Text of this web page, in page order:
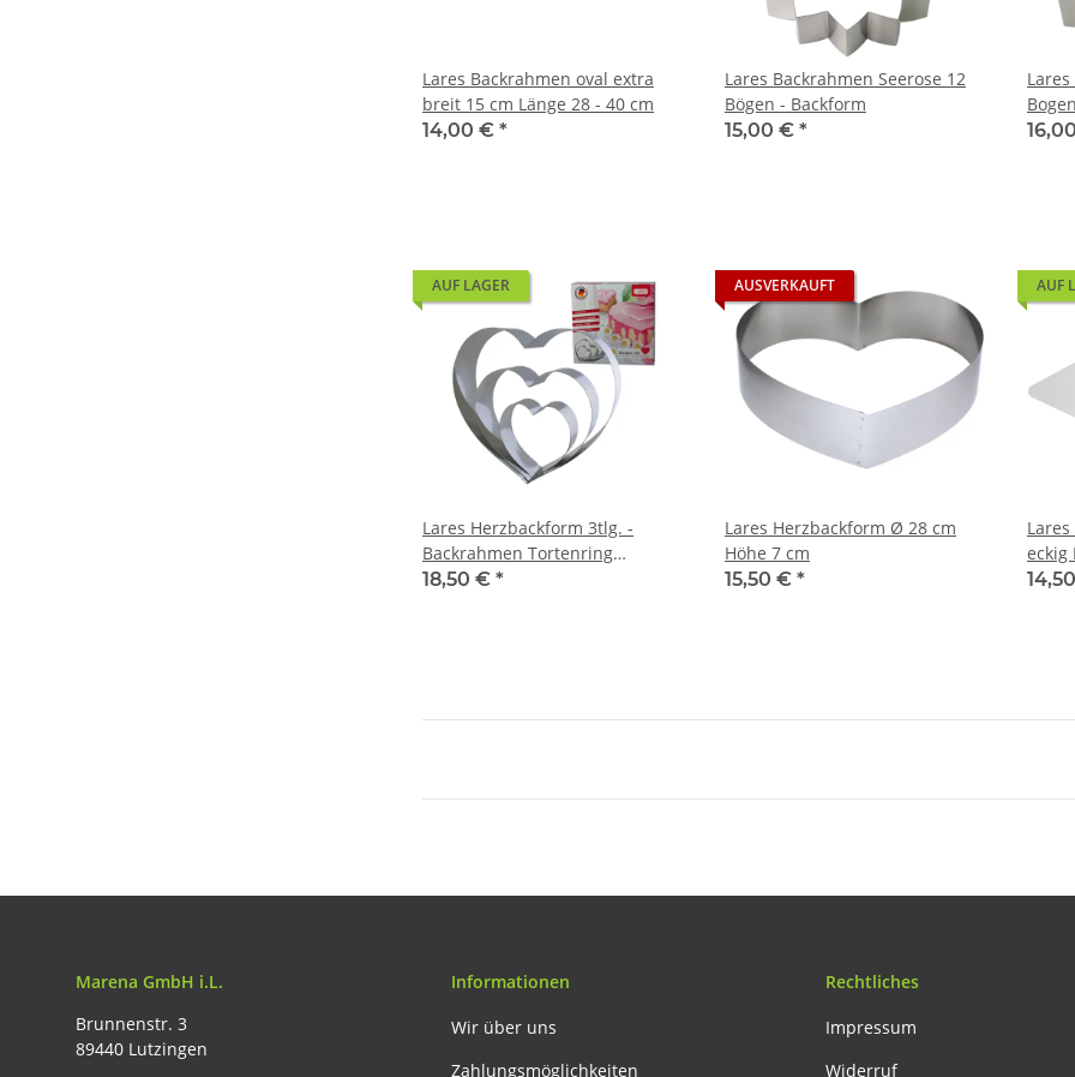
Lares Backrahmen oval extra
breit 15 cm Länge 28 - 40 cm
14,00 € *
Lares Backrahmen Seerose 12
Bögen - Backform
15,00 € *
AUF LAGER
Lares Herzbackform 3tlg. -
Backrahmen Tortenring
Backform Herz 12, 18, 26 cm
18,50 € *
AUSVERKAUFT
Lares Herzbackform Ø 28 cm
Höhe 7 cm
15,50 € *
AUF
eckig
Marena GmbH i.L.
Brunnenstr. 3
89440 Lutzingen
Informationen
Wir über uns
Zahlungsmöglichkeiten
Rechtliches
Impressum
Widerruf